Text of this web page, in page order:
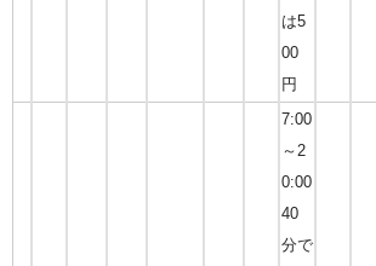
は5
00
円
7:00
～2
0:00
40
分で